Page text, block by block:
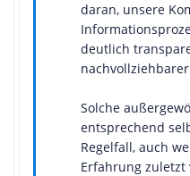
daran, unsere
deutlich
Solche
entsprechend
Regelfall, auch
Erfahrung